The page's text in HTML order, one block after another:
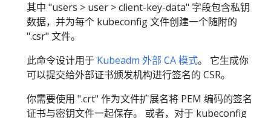
其中 "users > user > client-key-data" 字段包含私钥
数据，并为每个 kubeconfig 文件创建一个随附的
".csr" 文件。
此命令设计用于 Kubeadm 外部 CA 模式。 它生成你
可以提交给外部证书颁发机构进行签名的 CSR。
你需要使用 ".crt" 作为文件扩展名将 PEM 编码的签名
证书与密钥文件一起保存。 或者，对于 kubeconfig